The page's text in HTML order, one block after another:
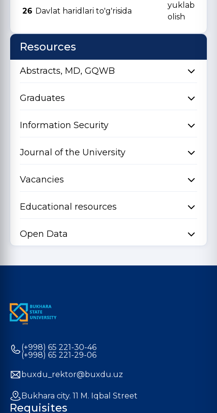
26 Davlat haridlari to'g'risida
yuklab
olish
Resources
Abstracts, MD, GQWB
Graduates
Information Security
Journal of the University
Vacancies
Educational resources
Open Data
(+998) 65 221-30-46
(+998) 65 221-29-06
buxdu_rektor@buxdu.uz
Bukhara city. 11 M. Iqbal Street
Requisites